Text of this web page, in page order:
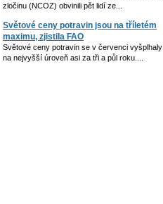
zločinu (NCOZ) obvinili pět lidí ze...
Světové ceny potravin jsou na tříletém
maximu, zjistila FAO
Světové ceny potravin se v červenci vyšplhaly
na nejvyšší úroveň asi za tři a půl roku....